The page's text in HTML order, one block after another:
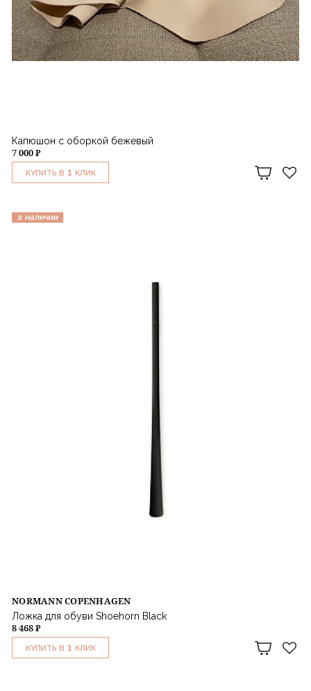
Капюшон с оборкой бежевый
7 000 ₽
КУПИТЬ В 1 КЛИК
в наличии
NORMANN COPENHAGEN
Ложка для обуви Shoehorn Black
8 468 ₽
КУПИТЬ В 1 КЛИК